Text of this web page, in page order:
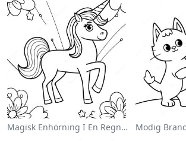
Magisk Enhörning I En Regnbåge Målarbild